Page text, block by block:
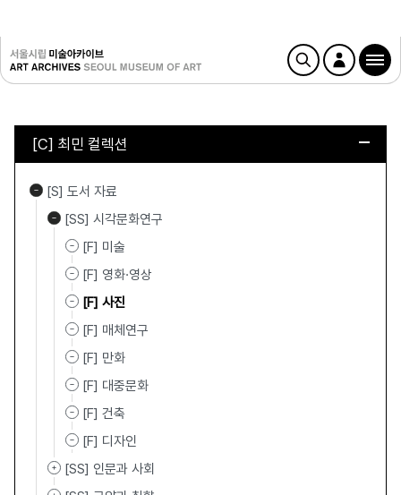
[C] 최민 컬렉션
[S] 도서 자료
[SS] 시각문화연구
[F] 미술
[F] 영화·영상
[F] 사진
[F] 매체연구
[F] 만화
[F] 대중문화
[F] 건축
[F] 디자인
[SS] 인문과 사회